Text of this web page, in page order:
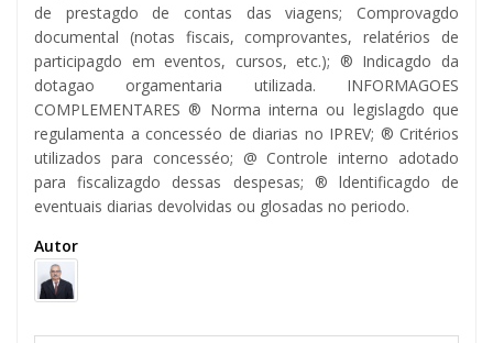
de prestagdo de contas das viagens; Comprovagdo
documental (notas fiscais, comprovantes, relatérios de
participagdo em eventos, cursos, etc.); ® Indicagdo da
dotagao orgamentaria utilizada. INFORMAGOES
COMPLEMENTARES ® Norma interna ou legislagdo que
regulamenta a concesséo de diarias no IPREV; ® Critérios
utilizados para concesséo; @ Controle interno adotado
para fiscalizagdo dessas despesas; ® ldentificagdo de
eventuais diarias devolvidas ou glosadas no periodo.
Autor